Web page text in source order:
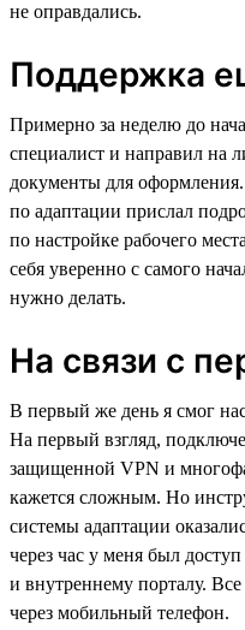
не оправдались.
Поддержка
Примерно за неделю до
специалист и направил на
документы для
по адаптации прислал
по настройке рабочего
себя уверенно с самого
нужно делать.
На связи с
В первый же день я смог
На первый взгляд,
защищенной VPN и
кажется сложным. Но
системы адаптации
через час у меня был
и внутреннему порталу.
через мобильный телефон.